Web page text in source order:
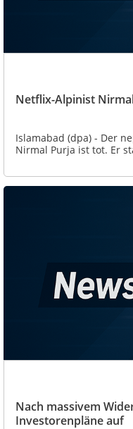
Netflix-Alpinist
Islamabad (dpa) - Der
Nirmal Purja ist tot. Er
Nach massivem
Investorenpläne auf